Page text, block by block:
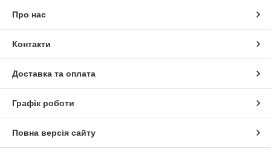
Про нас
Контакти
Доставка та оплата
Графік роботи
Повна версія сайту